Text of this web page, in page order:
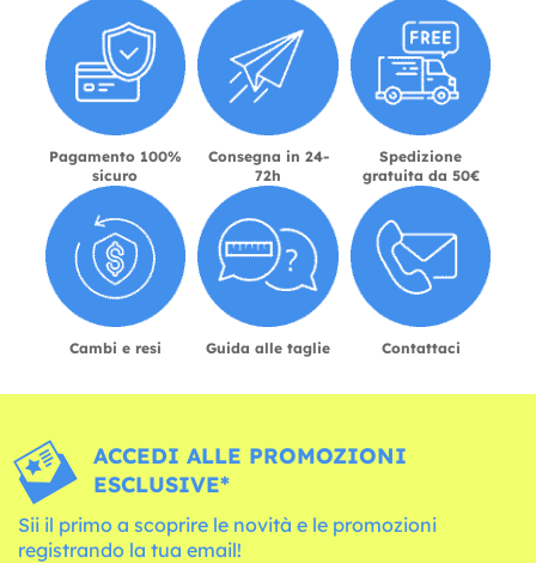
Pagamento 100%
sicuro
Consegna in 24-
72h
Spedizione
gratuita da 50€
Cambi e resi Guida alle taglie Contattaci
ACCEDI ALLE PROMOZIONI
ESCLUSIVE*
Sii il primo a scoprire le novità e le promozioni
registrando la tua email!